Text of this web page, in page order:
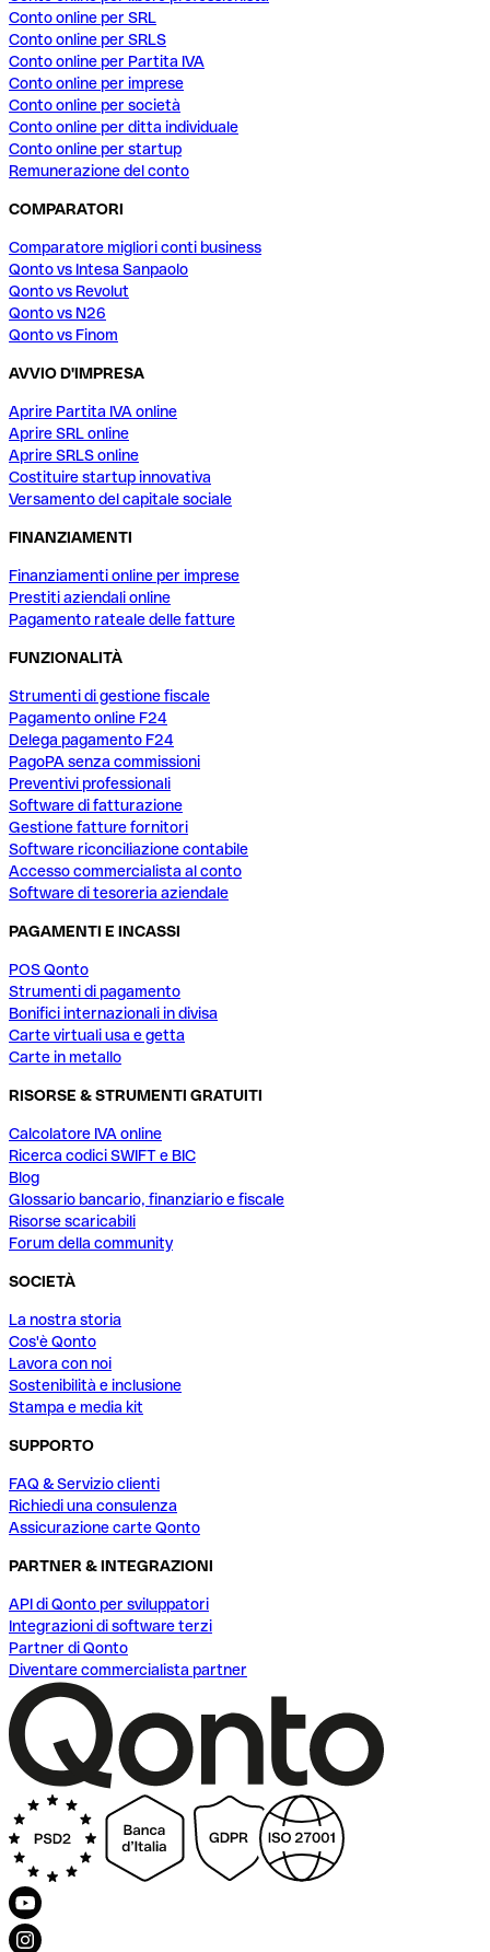
Conto online per SRL
Conto online per SRLS
Conto online per Partita IVA
Conto online per imprese
Conto online per società
Conto online per ditta individuale
Conto online per startup
Remunerazione del conto
COMPARATORI
Comparatore migliori conti business
Qonto vs Intesa Sanpaolo
Qonto vs Revolut
Qonto vs N26
Qonto vs Finom
AVVIO D'IMPRESA
Aprire Partita IVA online
Aprire SRL online
Aprire SRLS online
Costituire startup innovativa
Versamento del capitale sociale
FINANZIAMENTI
Finanziamenti online per imprese
Prestiti aziendali online
Pagamento rateale delle fatture
FUNZIONALITÀ
Strumenti di gestione fiscale
Pagamento online F24
Delega pagamento F24
PagoPA senza commissioni
Preventivi professionali
Software di fatturazione
Gestione fatture fornitori
Software riconciliazione contabile
Accesso commercialista al conto
Software di tesoreria aziendale
PAGAMENTI E INCASSI
POS Qonto
Strumenti di pagamento
Bonifici internazionali in divisa
Carte virtuali usa e getta
Carte in metallo
RISORSE & STRUMENTI GRATUITI
Calcolatore IVA online
Ricerca codici SWIFT e BIC
Blog
Glossario bancario, finanziario e fiscale
Risorse scaricabili
Forum della community
SOCIETÀ
La nostra storia
Cos'è Qonto
Lavora con noi
Sostenibilità e inclusione
Stampa e media kit
SUPPORTO
FAQ & Servizio clienti
Richiedi una consulenza
Assicurazione carte Qonto
PARTNER & INTEGRAZIONI
API di Qonto per sviluppatori
Integrazioni di software terzi
Partner di Qonto
Diventare commercialista partner